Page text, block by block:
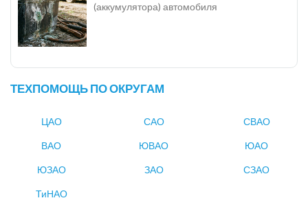
(аккумулятора) автомобиля
ТЕХПОМОЩЬ ПО ОКРУГАМ
ЦАО САО СВАО
ВАО ЮВАО ЮАО
ЮЗАО ЗАО СЗАО
ТиНАО